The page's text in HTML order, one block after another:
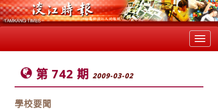
第 742 期 2009-03-02
學校要聞